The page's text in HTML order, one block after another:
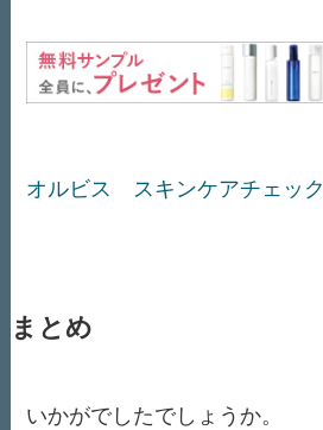
オルビス スキンケアチェック
まとめ
いかがでしたでしょうか。